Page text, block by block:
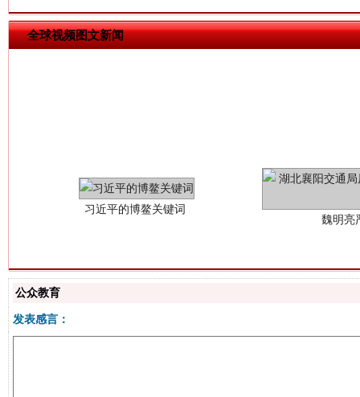
全球视频图文新闻
“刷贴”乱象丛生
公众教育
发表感言：